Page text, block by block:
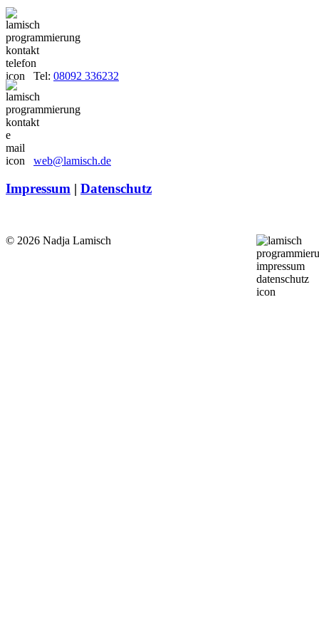
Tel: 08092 336232
web@lamisch.de
Impressum | Datenschutz
© 2026 Nadja Lamisch